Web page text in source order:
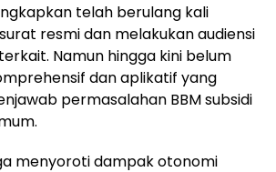
telah berulang kali
resmi dan melakukan audiensi
Namun hingga kini belum
dan aplikatif yang
permasalahan BBM subsidi
menyoroti dampak otonomi